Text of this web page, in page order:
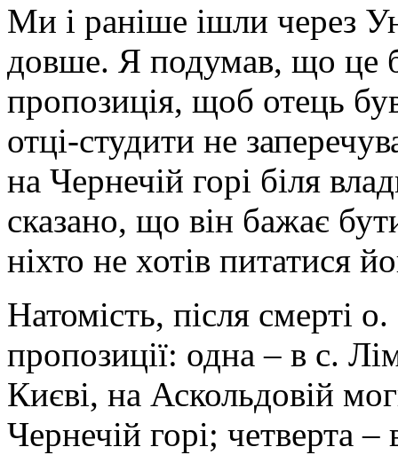
Ми і раніше ішли через
довше. Я подумав, що це
пропозиція, щоб отець
отці-студити не
на Чернечій горі біля
сказано, що він бажає
ніхто не хотів питатися
Натомість, після смерті
пропозиції: одна – в с.
Києві, на Аскольдовій
Чернечій горі; четверта